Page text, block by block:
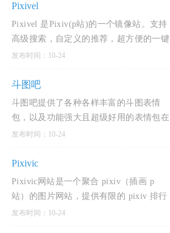
Pixivel
Pixivel 是Pixiv(p站)的一个镜像站。支持
高级搜索，自定义的推荐，超方便的一键
下载图片！还支持登录收藏和关注插画
奇猫网分享的Pixivel网站，可
发布时间：10-24
斗图吧
斗图吧提供了各种各样丰富的斗图表情
包，以及功能强大且超级好用的表情包在
线制作器和GIF动图制作工具，你可以在
包。斗图吧是一个专注于
发布时间：10-24
Pixivic
Pixivic网站是一个聚合 pixiv（插画 p
站）的图片网站，提供有限的 pixiv 排行
查看与免费高级会员 (热门排序) 搜索的站
发布时间：10-24